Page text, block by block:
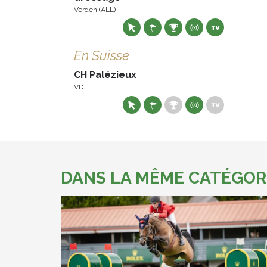
Verden (ALL)
En Suisse
CH Palézieux
VD
DANS LA MÊME